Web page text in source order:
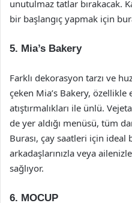
unutulmaz tatlar bırakacak.
bir başlangıç yapmak için
5. Mia’s Bakery
Farklı dekorasyon tarzı ve
çeken Mia’s Bakery, özellikle
atıştırmalıkları ile ünlü.
de yer aldığı menüsü, tüm
Burası, çay saatleri için ideal
arkadaşlarınızla veya
sağlıyor.
6. MOCUP